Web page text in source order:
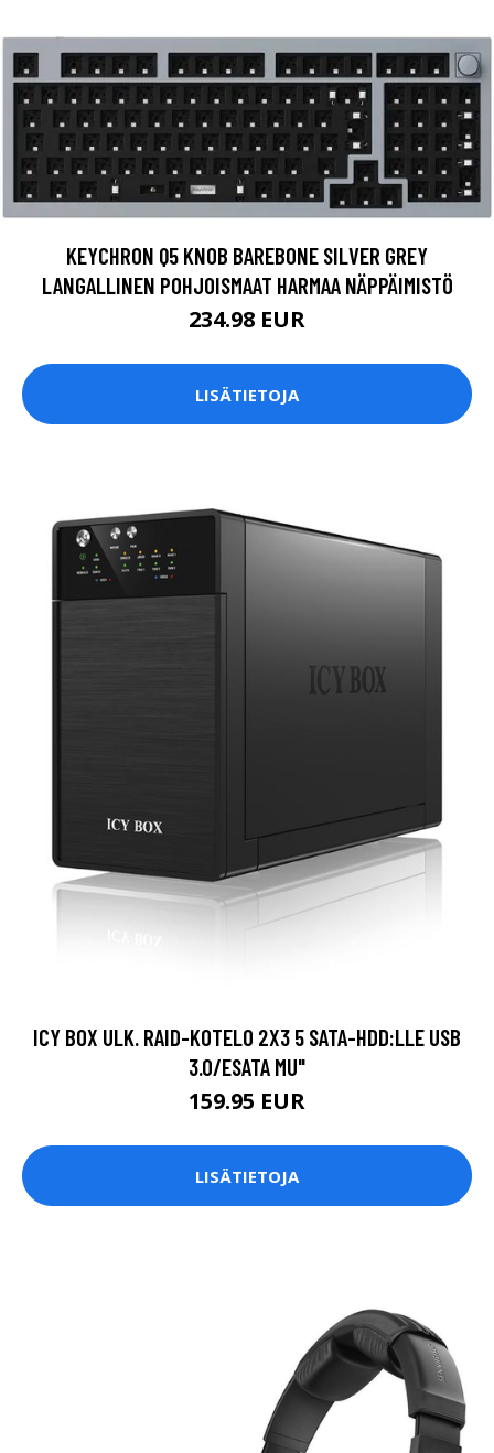
KEYCHRON Q5 KNOB BAREBONE SILVER GREY
LANGALLINEN POHJOISMAAT HARMAA NÄPPÄIMISTÖ
234.98 EUR
LISÄTIETOJA
ICY BOX ULK. RAID-KOTELO 2X3 5 SATA-HDD:LLE USB
3.0/ESATA MU"
159.95 EUR
LISÄTIETOJA